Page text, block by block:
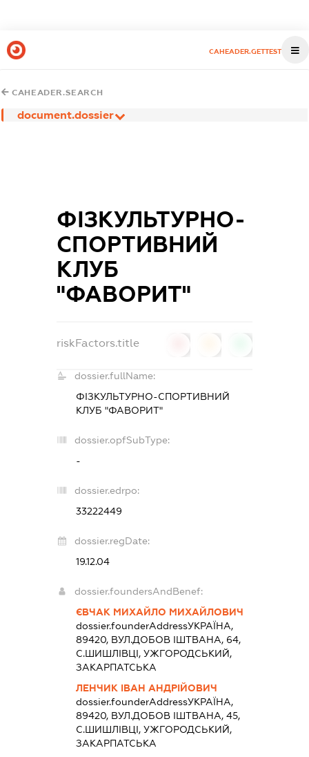
CAHEADER.GETTEST
CAHEADER.SEARCH
document.dossier
ФІЗКУЛЬТУРНО-
СПОРТИВНИЙ
КЛУБ
"ФАВОРИТ"
riskFactors.title
dossier.fullName:
ФІЗКУЛЬТУРНО-СПОРТИВНИЙ
КЛУБ "ФАВОРИТ"
dossier.opfSubType:
-
dossier.edrpo:
33222449
dossier.regDate:
19.12.04
dossier.foundersAndBenef:
ЄВЧАК МИХАЙЛО МИХАЙЛОВИЧ
dossier.founderAddressУКРАЇНА,
89420, ВУЛ.ДОБОВ ІШТВАНА, 64,
С.ШИШЛІВЦІ, УЖГОРОДСЬКИЙ,
ЗАКАРПАТСЬКА
ЛЕНЧИК ІВАН АНДРІЙОВИЧ
dossier.founderAddressУКРАЇНА,
89420, ВУЛ.ДОБОВ ІШТВАНА, 45,
С.ШИШЛІВЦІ, УЖГОРОДСЬКИЙ,
ЗАКАРПАТСЬКА